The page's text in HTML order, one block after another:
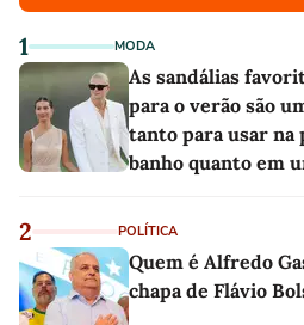
1 MODA
As sandálias
para o verão são
tanto para usar na
banho quanto em
2 POLÍTICA
Quem é Alfredo
chapa de Flávio